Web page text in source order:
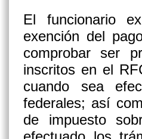
El funcionario
exención del
comprobar ser
inscritos en el
cuando sea
federales; así
de impuesto